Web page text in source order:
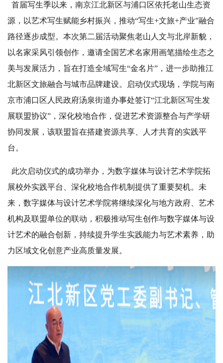
首届写生季以来，南京江北新区与浦口区依托老山生态资
源，以艺术写生赋能乡村振兴，推动“写生+文旅+产业”融合
路径逐步成型。本次第二届活动聚焦老山人文与北岸新貌，
以名家采风引领创作，邀请全国艺术名家用画笔描绘生态之
美与发展活力，旨在打造全域写生“金名片”，进一步助推江
北新区文旅融合与城市品牌建设。启动仪式现场，学院与南
京市浦口区人民政府汤泉街道办事处签订“江北新区写生发
展联盟协议”，深化校地合作，促进艺术资源整合与产学研
协同发展，该联盟旨在搭建资源共享、人才共育的实践平
台。
此次启动仪式的成功举办，为数字媒体与设计艺术学院拓
展校外实践平台、深化校地合作机制提供了重要契机。未
来，数字媒体与设计艺术学院将继续深化与地方政府、艺术
机构及联盟单位的联动，积极推动写生创作与数字媒体与设
计艺术的融合创新，持续提升学生实践能力与艺术素养，助
力区域文化创意产业高质量发展。